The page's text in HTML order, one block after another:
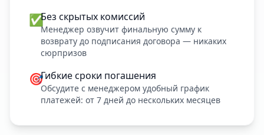
✅Без скрытых комиссий
Менеджер озвучит финальную сумму к
возврату до подписания договора — никаких
сюрпризов
🎯Гибкие сроки погашения
Обсудите с менеджером удобный график
платежей: от 7 дней до нескольких месяцев